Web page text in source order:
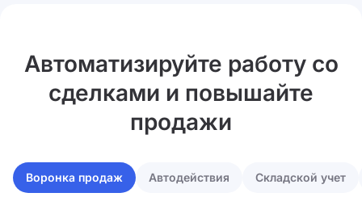
Автоматизируйте работу со
сделками и повышайте
продажи
Воронка продаж Автодействия Складской учет